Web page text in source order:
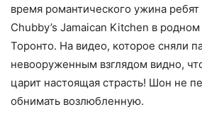
время романтического ужина
Chubby’s Jamaican Kitchen в
Торонто. На видео, которое сняли
невооруженным взглядом видно,
царит настоящая страсть! Шон не
обнимать возлюбленную.